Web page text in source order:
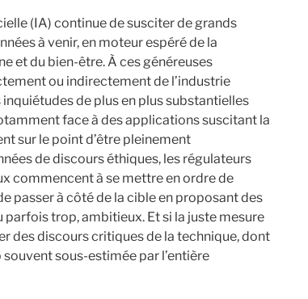
(IA) continue de susciter de grands
à venir, en moteur espéré de la
et du bien-être. À ces généreuses
ou indirectement de l’industrie
de plus en plus substantielles
face à des applications suscitant la
sur le point d’être pleinement
de discours éthiques, les régulateurs
commencent à se mettre en ordre de
passer à côté de la cible en proposant des
trop, ambitieux. Et si la juste mesure
des discours critiques de la technique, dont
sous-estimée par l’entière